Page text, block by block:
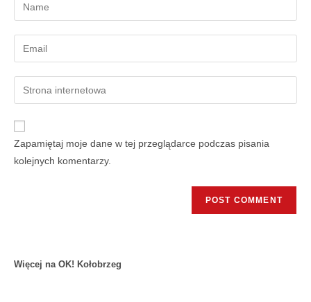
Zapamiętaj moje dane w tej przeglądarce podczas pisania
kolejnych komentarzy.
Więcej na OK! Kołobrzeg